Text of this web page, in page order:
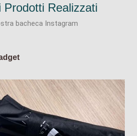
Prodotti Realizzati
bacheca Instagram